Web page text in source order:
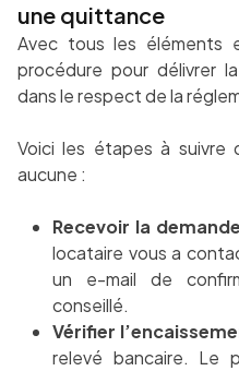
une quittance
Avec tous les éléments
procédure pour délivrer
dans le respect de la
Voici les étapes à suivre
aucune :
Recevoir la demande
locataire vous a
un e-mail de
conseillé.
Vérifier
relevé bancaire. Le